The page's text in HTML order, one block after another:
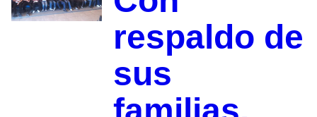
respaldo de
sus